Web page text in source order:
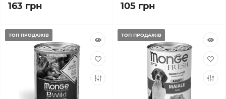
163 грн 105 грн
ТОП ПРОДАЖІВ ТОП ПРОДАЖІВ